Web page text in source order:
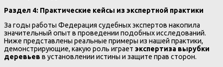
Раздел 4: Практические кейсы из экспертной практики
За годы работы Федерация судебных экспертов накопила
значительный опыт в проведении подобных исследований.
Ниже представлены реальные примеры из нашей практики,
демонстрирующие, какую роль играет экспертиза вырубки
деревьев в установлении истины и защите прав сторон.